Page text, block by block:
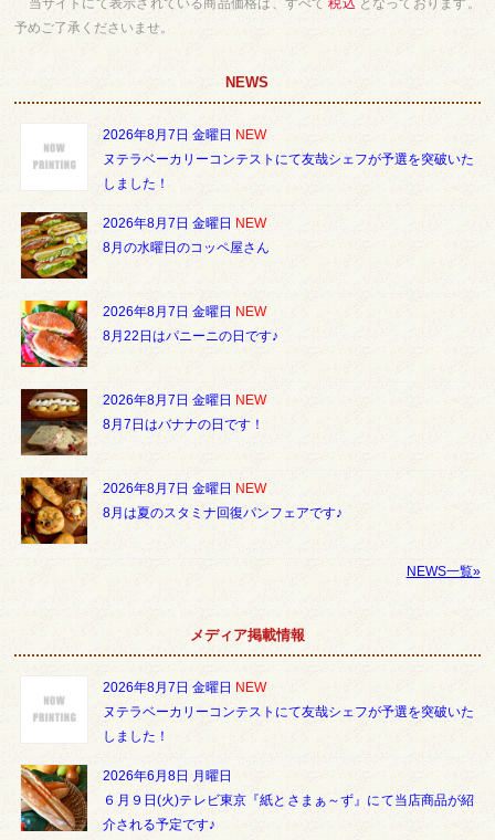
当サイトにて表示されている商品価格は、すべて 税込 となっております。
予めご了承くださいませ。
NEWS
2026年8月7日 金曜日 NEW
ヌテラベーカリーコンテストにて友哉シェフが予選を突破いた
しました！
2026年8月7日 金曜日 NEW
8月の水曜日のコッペ屋さん
2026年8月7日 金曜日 NEW
8月22日はパニーニの日です♪
2026年8月7日 金曜日 NEW
8月7日はバナナの日です！
2026年8月7日 金曜日 NEW
8月は夏のスタミナ回復パンフェアです♪
NEWS一覧»
メディア掲載情報
2026年8月7日 金曜日 NEW
ヌテラベーカリーコンテストにて友哉シェフが予選を突破いた
しました！
2026年6月8日 月曜日
６月９日(火)テレビ東京『紙とさまぁ～ず』にて当店商品が紹
介される予定です♪